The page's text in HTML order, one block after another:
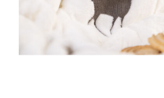
Beurs & Evenementen